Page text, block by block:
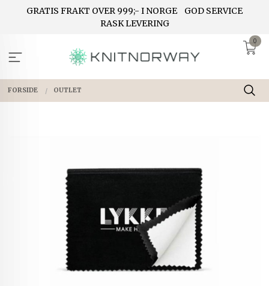
GRATIS FRAKT OVER 999;- I NORGE
GOD SERVICE
RASK LEVERING
0
FORSIDE OUTLET